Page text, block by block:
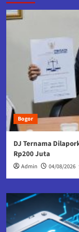
Bogor
DJ Ternama
Rp200 Juta
Admin 04/08/2026